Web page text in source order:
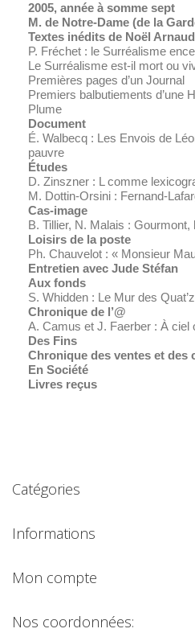
2005, année à somme sept
M. de Notre-Dame (de la
Textes inédits de Noël Arnaud
P. Fréchet : le Surréalisme
Le Surréalisme est-il mort ou
Premières pages d’un Journal
Premiers balbutiements d’une
Plume
Document
É. Walbecq : Les Envois de
pauvre
Études
D. Zinszner : L comme
M. Dottin-Orsini : Fernand-
Cas-image
B. Tillier, N. Malais :
Loisirs de la poste
Ph. Chauvelot : « Monsieur
Entretien avec Jude Stéfan
Aux fonds
S. Whidden : Le Mur des
Chronique de l’@
A. Camus et J. Faerber : À ciel
Des Fins
Chronique des ventes et des
En Société
Livres reçus
Catégories
Informations
Mon compte
Nos coordonnées: